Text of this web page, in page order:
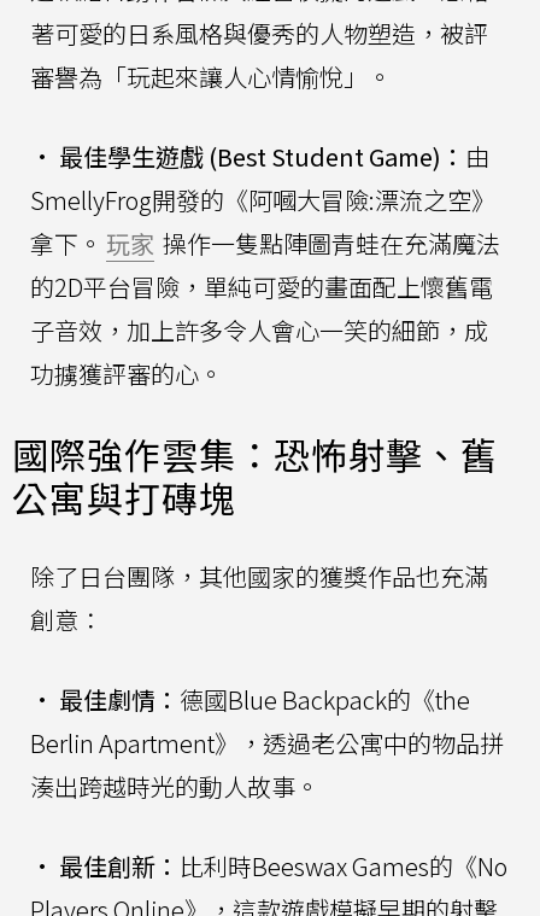
著可愛的日系風格與優秀的人物塑造，被評
審譽為「玩起來讓人心情愉悅」。
• 最佳學生遊戲 (Best Student Game)： 由
SmellyFrog開發的《阿嘓大冒險:漂流之空》
拿下。 玩家 操作一隻點陣圖青蛙在充滿魔法
的2D平台冒險，單純可愛的畫面配上懷舊電
子音效，加上許多令人會心一笑的細節，成
功擄獲評審的心。
國際強作雲集：恐怖射擊、舊
公寓與打磚塊
除了日台團隊，其他國家的獲獎作品也充滿
創意：
• 最佳劇情： 德國Blue Backpack的《the
Berlin Apartment》，透過老公寓中的物品拼
湊出跨越時光的動人故事。
• 最佳創新： 比利時Beeswax Games的《No